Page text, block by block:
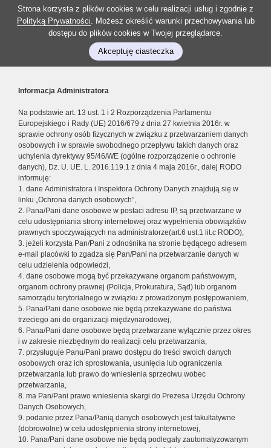
Strona korzysta z plików cookies w celu realizacji usług i zgodnie z
Polityką Prywatności. Możesz określić warunki przechowywania lub
dostępu do plików cookies w Twojej przeglądarce.
Akceptuję ciasteczka
Informacja Administratora
Na podstawie art. 13 ust. 1 i 2 Rozporządzenia Parlamentu
Europejskiego i Rady (UE) 2016/679 z dnia 27 kwietnia 2016r. w
sprawie ochrony osób fizycznych w związku z przetwarzaniem danych
osobowych i w sprawie swobodnego przepływu takich danych oraz
uchylenia dyrektywy 95/46/WE (ogólne rozporządzenie o ochronie
danych), Dz. U. UE. L. 2016.119.1 z dnia 4 maja 2016r., dalej RODO
informuję:
1. dane Administratora i Inspektora Ochrony Danych znajdują się w
linku „Ochrona danych osobowych”,
2. Pana/Pani dane osobowe w postaci adresu IP, są przetwarzane w
celu udostępniania strony internetowej oraz wypełnienia obowiązków
prawnych spoczywających na administratorze(art.6 ust.1 lit.c RODO),
3. jeżeli korzysta Pan/Pani z odnośnika na stronie będącego adresem
e-mail placówki to zgadza się Pan/Pani na przetwarzanie danych w
celu udzielenia odpowiedzi,
4. dane osobowe mogą być przekazywane organom państwowym,
organom ochrony prawnej (Policja, Prokuratura, Sąd) lub organom
samorządu terytorialnego w związku z prowadzonym postępowaniem,
5. Pana/Pani dane osobowe nie będą przekazywane do państwa
trzeciego ani do organizacji międzynarodowej,
6. Pana/Pani dane osobowe będą przetwarzane wyłącznie przez okres
i w zakresie niezbędnym do realizacji celu przetwarzania,
7. przysługuje Panu/Pani prawo dostępu do treści swoich danych
osobowych oraz ich sprostowania, usunięcia lub ograniczenia
przetwarzania lub prawo do wniesienia sprzeciwu wobec
przetwarzania,
8. ma Pan/Pani prawo wniesienia skargi do Prezesa Urzędu Ochrony
Danych Osobowych,
9. podanie przez Pana/Panią danych osobowych jest fakultatywne
(dobrowolne) w celu udostępnienia strony internetowej,
10. Pana/Pani dane osobowe nie będą podlegały zautomatyzowanym